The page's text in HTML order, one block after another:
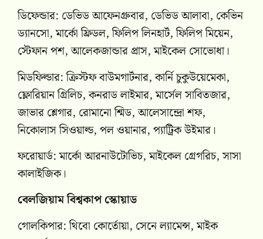
ডিফেন্ডার: ডেভিড আফেনগ্রুবার, ডেভিড আলাবা, কেভিন
ড্যানসো, মার্কো ফ্রিডল, ফিলিপ লিনহার্ট, ফিলিপ মিয়েন,
স্টেফান পশ, আলেকজান্ডার প্রাস, মাইকেল সোভোধা।
মিডফিল্ডার: ক্রিস্টফ বাউমগার্টনার, কার্নি চুকুউয়েমেকা,
ফ্লোরিয়ান গ্রিলিচ, কনরাড লাইমার, মার্সেল সাবিতজার,
জাভার শ্লেগার, রোমানো শ্মিড, আলেসান্দ্রো শফ,
নিকোলাস সিওয়াল্ড, পল ওয়ানার, প্যাট্রিক উইমার।
ফরোয়ার্ড: মার্কো আরনাউটোভিচ, মাইকেল গ্রেগরিচ, সাসা
কালাইজিক।
বেলজিয়াম বিশ্বকাপ স্কোয়াড
গোলকিপার: থিবো কোর্তোয়া, সেনে ল্যামেন্স, মাইক